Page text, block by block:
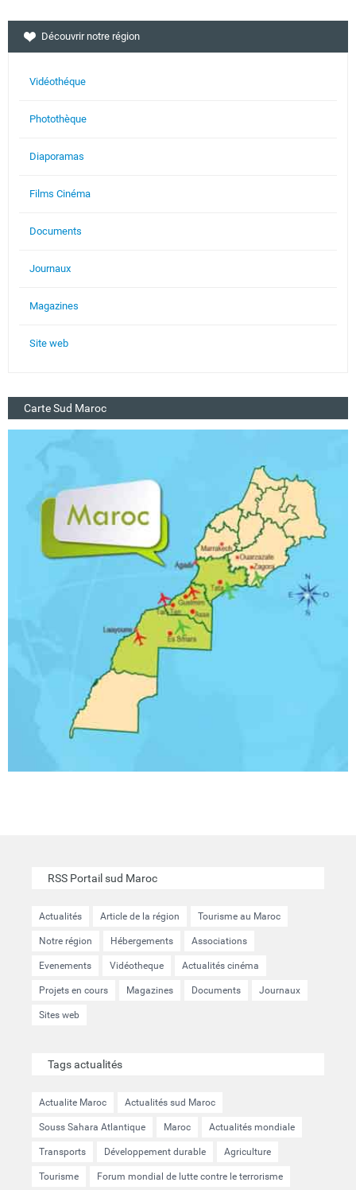
Découvrir notre région
Vidéothéque
Photothèque
Diaporamas
Films Cinéma
Documents
Journaux
Magazines
Site web
Carte Sud Maroc
RSS Portail sud Maroc
Actualités Article de la région Tourisme au Maroc
Notre région Hébergements Associations
Evenements Vidéotheque Actualités cinéma
Projets en cours Magazines Documents Journaux
Sites web
Tags actualités
Actualite Maroc Actualités sud Maroc
Souss Sahara Atlantique Maroc Actualités mondiale
Transports Développement durable Agriculture
Tourisme Forum mondial de lutte contre le terrorisme